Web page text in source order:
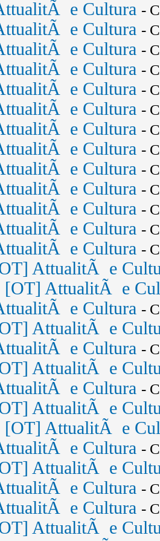
e Cultura -
e Cultura -
e Cultura -
e Cultura -
e Cultura -
e Cultura -
e Cultura -
e Cultura -
e Cultura -
e Cultura -
e Cultura -
e Cultura -
e Cultura -
AttualitÃ e
AttualitÃ e
e Cultura -
AttualitÃ e
e Cultura -
AttualitÃ e
e Cultura -
AttualitÃ e
AttualitÃ e
e Cultura -
AttualitÃ e
e Cultura -
e Cultura -
AttualitÃ e